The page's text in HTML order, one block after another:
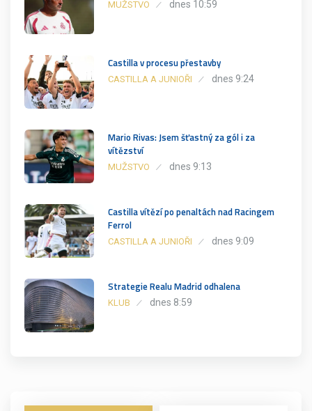
MUŽSTVO dnes 10:59
Castilla v procesu přestavby
CASTILLA A JUNIOŘI dnes 9:24
Mario Rivas: Jsem šťastný za gól i za
vítězství
MUŽSTVO dnes 9:13
Castilla vítězí po penaltách nad Racingem
Ferrol
CASTILLA A JUNIOŘI dnes 9:09
Strategie Realu Madrid odhalena
KLUB dnes 8:59